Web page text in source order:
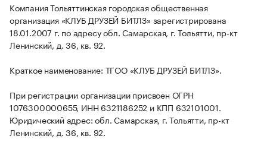
Компания Тольяттинская городская общественная
организация «КЛУБ ДРУЗЕЙ БИТЛЗ» зарегистрирована
18.01.2007 г. по адресу обл. Самарская, г. Тольятти, пр-кт
Ленинский, д. 36, кв. 92.
Краткое наименование: ТГОО «КЛУБ ДРУЗЕЙ БИТЛЗ».
При регистрации организации присвоен ОГРН
1076300000655, ИНН 6321186252 и КПП 632101001.
Юридический адрес: обл. Самарская, г. Тольятти, пр-кт
Ленинский, д. 36, кв. 92.